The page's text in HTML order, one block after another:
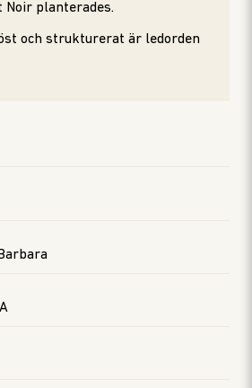
Noir planterades.
och strukturerat är ledorden